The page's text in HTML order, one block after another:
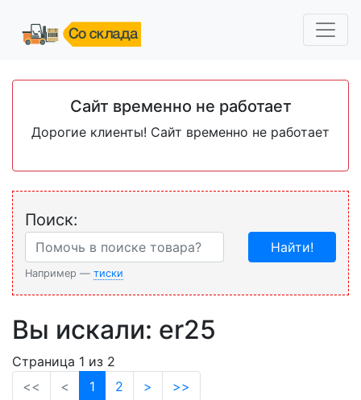
Сайт временно не работает
Дорогие клиенты! Сайт временно не работает
Поиск:
Например — тиски
Найти!
Вы искали: er25
Страница 1 из 2
<<
< 1 (current)
2 > >>